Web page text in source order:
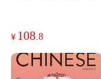
¥ 108.8